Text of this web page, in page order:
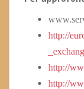
http://
http://
http://